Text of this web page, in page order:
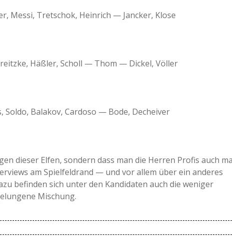
r
a
a
e
Messi, Tretschok, Heinrich — Jancker, Klose
Häßler, Scholl — Thom — Dickel, Völler
Balakov, Cardoso — Bode, Decheiver
dieser Elfen, sondern dass man die Herren Profis auch
am Spielfeldrand — und vor allem über ein anderes
befinden sich unter den Kandidaten auch die weniger
Mischung.